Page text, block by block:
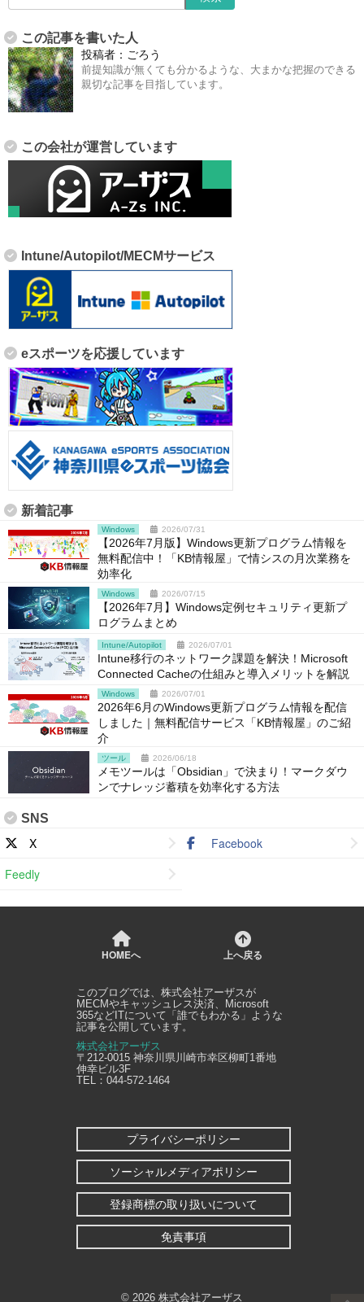
この記事を書いた人
投稿者： ごろう
前提知識が無くても分かるような、大まかな把握のできる
親切な記事を目指しています。
この会社が運営しています
Intune/Autopilot/MECMサービス
eスポーツを応援しています
新着記事
Windows 2026/07/31
【2026年7月版】Windows更新プログラム情報を
無料配信中！「KB情報屋」で情シスの月次業務を
効率化
Windows 2026/07/15
【2026年7月】Windows定例セキュリティ更新プ
ログラムまとめ
Intune/Autopilot 2026/07/01
Intune移行のネットワーク課題を解決！Microsoft
Connected Cacheの仕組みと導入メリットを解説
Windows 2026/07/01
2026年6月のWindows更新プログラム情報を配信
しました｜無料配信サービス「KB情報屋」のご紹
介
ツール 2026/06/18
メモツールは「Obsidian」で決まり！マークダウ
ンでナレッジ蓄積を効率化する方法
SNS
X
Facebook
Feedly
HOMEへ 上へ戻る
このブログでは、 株式会社アーザス が
MECMやキャッシュレス決済、Microsoft
365などITについて「誰でもわかる」ような
記事を公開しています。
株式会社アーザス
〒212-0015 神奈川県 川崎市幸区柳町1番地
伸幸ビル3F
TEL： 044-572-1464
プライバシーポリシー
ソーシャルメディアポリシー
登録商標の取り扱いについて
免責事項
© 2026 株式会社アーザス